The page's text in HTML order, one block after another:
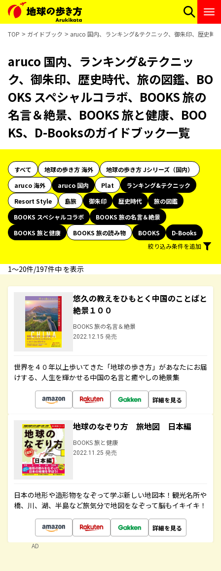
TOP ガイドブック aruco 国内、ランキング&テクニック、御朱印、歴史時
aruco 国内、ランキング&テクニッ
ク、御朱印、歴史時代、旅の図鑑、BO
OKS スペシャルコラボ、BOOKS 旅の
名言＆絶景、BOOKS 旅と健康、BOO
KS、D-Booksのガイドブック一覧
すべて 地球の歩き方 海外
地球の歩き方 Jシリーズ（国内）
aruco 海外
aruco 国内 Plat
ランキング&テクニック
Resort Style
島旅 御朱印 歴史時代
旅の図鑑
BOOKS スペシャルコラボ
BOOKS 旅の名言＆絶景
BOOKS 旅と健康
BOOKS 旅の読み物 BOOKS
D-Books
絞り込み条件を追加
1〜20件/197件中 を表示
悠久の教えをひもとく中国のことばと
絶景１００
BOOKS 旅の名言＆絶景
2022.12.15 発売
世界を４０年以上歩いてきた「地球の歩き方」があなたにお届
けする、人生を輝かせる中国の名言と癒やしの絶景集
詳細を見る
地球のなぞり方 旅地図 日本編
BOOKS 旅と健康
2022.11.25 発売
日本の地形や造形物をなぞって学ぶ新しい地図本！観光名所や
橋、川、湖、半島など旅気分で地図をなぞって脳もイキイキ！
詳細を見る
AD